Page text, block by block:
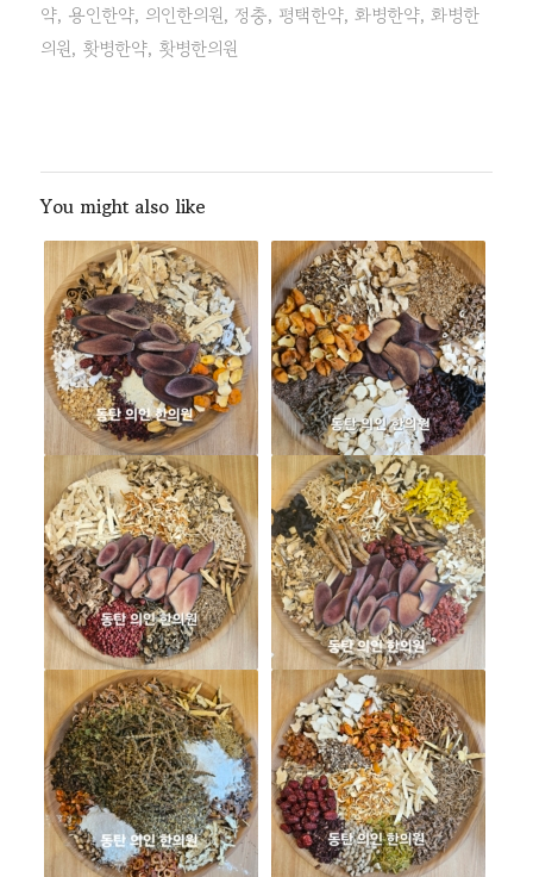
약, 용인한약, 의인한의원, 정충, 평택한약, 화병한약, 화병한
의원, 홧병한약, 홧병한의원
You might also like